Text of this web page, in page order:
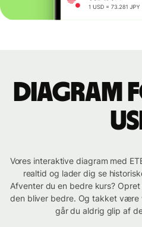
Diagram
Vores interaktive diagram med
realtid og lader dig se
Afventer du en bedre kurs?
den bliver bedre. Og takket være
går du aldrig glip af